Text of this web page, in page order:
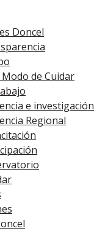
Doncel
de Cuidar
e investigación
Regional